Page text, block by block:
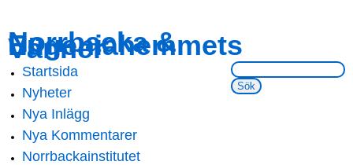
main
content
navigation
Norrbacka &
Eugeniahemmets
Vänner
Sök på webbsidan:
Main menu
Startsida
Nyheter
Nya Inlägg
Nya Kommentarer
Norrbackainstitutet